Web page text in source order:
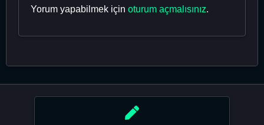
Yorum yapabilmek için oturum açmalısınız.